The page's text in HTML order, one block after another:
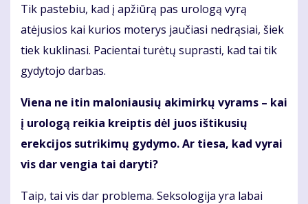
Tik pastebiu, kad į apžiūrą pas urologą vyrą
atėjusios kai kurios moterys jaučiasi nedrąsiai, šiek
tiek kuklinasi. Pacientai turėtų suprasti, kad tai tik
gydytojo darbas.
Viena ne itin maloniausių akimirkų vyrams – kai
į urologą reikia kreiptis dėl juos ištikusių
erekcijos sutrikimų gydymo. Ar tiesa, kad vyrai
vis dar vengia tai daryti?
Taip, tai vis dar problema. Seksologija yra labai